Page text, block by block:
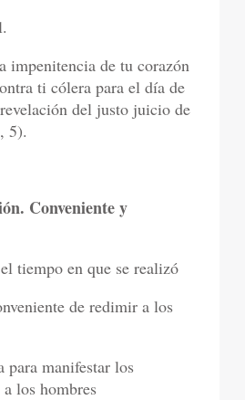
impenitencia de tu corazón
ti cólera para el día de
del justo juicio de
5).
Conveniente y
tiempo en que se realizó
de redimir a los
para manifestar los
los hombres